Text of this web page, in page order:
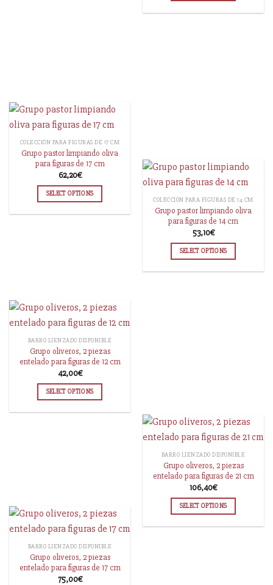
COLECCIÓN PARA FIGURAS DE 17 CM
Grupo pastor limpiando oliva
para figuras de 17 cm
62,20€
SELECT OPTIONS
COLECCIÓN PARA FIGURAS DE 14 CM
Grupo pastor limpiando oliva
para figuras de 14 cm
53,10€
SELECT OPTIONS
BARRO LIENZADO DISPONIBLE
Grupo oliveros, 2 piezas
entelado para figuras de 12 cm
42,00€
SELECT OPTIONS
BARRO LIENZADO DISPONIBLE
Grupo oliveros, 2 piezas
entelado para figuras de 21 cm
106,40€
SELECT OPTIONS
BARRO LIENZADO DISPONIBLE
Grupo oliveros, 2 piezas
entelado para figuras de 17 cm
75,00€